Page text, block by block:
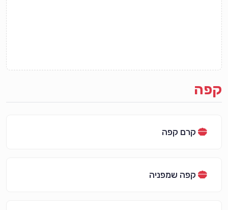
קפה
קרם קפה
קפה שמפניה